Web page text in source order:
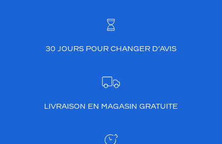
30 JOURS POUR CHANGER D’AVIS
LIVRAISON EN MAGASIN GRATUITE